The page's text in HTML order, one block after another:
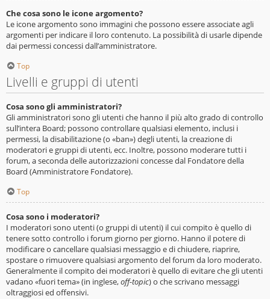
Che cosa sono le icone argomento?
Le icone argomento sono immagini che possono essere associate agli
argomenti per indicare il loro contenuto. La possibilità di usarle dipende
dai permessi concessi dall’amministratore.
Top
Livelli e gruppi di utenti
Cosa sono gli amministratori?
Gli amministratori sono gli utenti che hanno il più alto grado di controllo
sull’intera Board; possono controllare qualsiasi elemento, inclusi i
permessi, la disabilitazione (o «ban») degli utenti, la creazione di
moderatori e gruppi di utenti, ecc. Inoltre, possono moderare tutti i
forum, a seconda delle autorizzazioni concesse dal Fondatore della
Board (Amministratore Fondatore).
Top
Cosa sono i moderatori?
I moderatori sono utenti (o gruppi di utenti) il cui compito è quello di
tenere sotto controllo i forum giorno per giorno. Hanno il potere di
modificare o cancellare qualsiasi messaggio e di chiudere, riaprire,
spostare o rimuovere qualsiasi argomento del forum da loro moderato.
Generalmente il compito dei moderatori è quello di evitare che gli utenti
vadano «fuori tema» (in inglese,off-topic) o che scrivano messaggi
oltraggiosi ed offensivi.